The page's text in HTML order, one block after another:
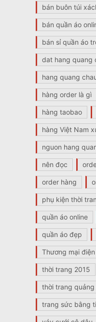
bán buôn túi
bán quần áo
bán sỉ quần áo
dat hang quang
hang quang
hàng order là gì
hàng taobao
hàng Việt Nam
nguon hang
nên đọc
order hàng
phụ kiện thời
quần áo online
quần áo đẹp
Thương mại
thời trang 2015
thời trang quảng
trang sức bằng